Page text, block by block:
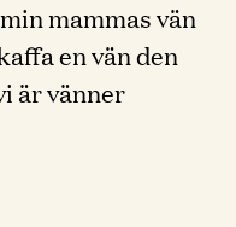
mammas vän
en vän den
är vänner